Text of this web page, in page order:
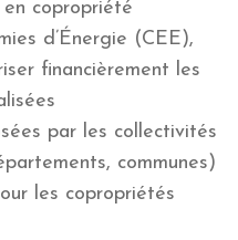
copropriété
d’Énergie (CEE),
financièrement les
par les collectivités
communes)
les copropriétés